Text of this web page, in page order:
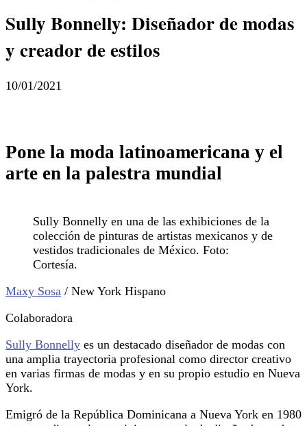
Sully Bonnelly: Diseñador de modas
y creador de estilos
10/01/2021
Pone la moda latinoamericana y el
arte en la palestra mundial
Sully Bonnelly en una de las exhibiciones de la
colección de pinturas de artistas mexicanos y de
vestidos tradicionales de México. Foto:
Cortesía.
Maxy Sosa / New York Hispano
Colaboradora
Sully Bonnelly es un destacado diseñador de modas con
una amplia trayectoria profesional como director creativo
en varias firmas de modas y en su propio estudio en Nueva
York.
Emigró de la República Dominicana a Nueva York en 1980